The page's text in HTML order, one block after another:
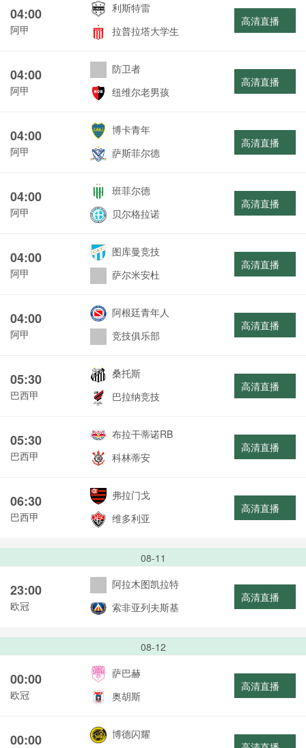
04:00
阿甲
利斯特雷
拉普拉塔大学生
高清直播
04:00
阿甲
防卫者
纽维尔老男孩
高清直播
04:00
阿甲
博卡青年
萨斯菲尔德
高清直播
04:00
阿甲
班菲尔德
贝尔格拉诺
高清直播
04:00
阿甲
图库曼竞技
萨尔米安杜
高清直播
04:00
阿甲
阿根廷青年人
竞技俱乐部
高清直播
05:30
巴西甲
桑托斯
巴拉纳竞技
高清直播
05:30
巴西甲
布拉干蒂诺RB
科林蒂安
高清直播
06:30
巴西甲
弗拉门戈
维多利亚
高清直播
08-11
23:00
欧冠
阿拉木图凯拉特
索非亚列夫斯基
高清直播
08-12
00:00
欧冠
萨巴赫
奥胡斯
高清直播
00:00
博德闪耀